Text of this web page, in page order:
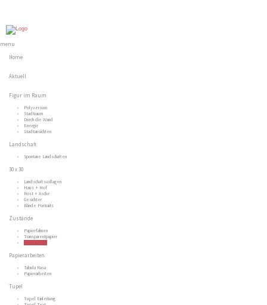
menu
Home
Aktuell
Figur im Raum
Polyversum
Stadtraum
Durch die Wand
Energie
Stadtansichten
Landschaft
Spontane Landschaften
30 x 30
Landschaftscollagen
Haus + Hof
Rost + Asche
Gesichter
Blinde Portraits
Zustände
Papierfahnen
Transparentpapier
Papierarbeiten
Tabula Rasa
Papierarbeiten
Tupel
Tupel Einleitung